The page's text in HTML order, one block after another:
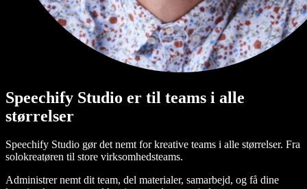
Speechify Studio er til teams i alle
størrelser
Speechify Studio gør det nemt for kreative teams i alle størrelser. Fra
solokreatøren til store virksomhedsteams.
Administrer nemt dit team, del materialer, samarbejd, og få dine